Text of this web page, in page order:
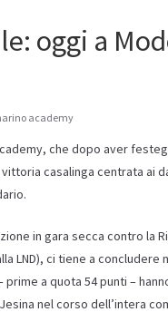
oggi a
academy
che dopo aver
casalinga centrata ai
in gara secca contro la
LND), ci tiene a concludere
a quota 54 punti –
nel corso dell’intera